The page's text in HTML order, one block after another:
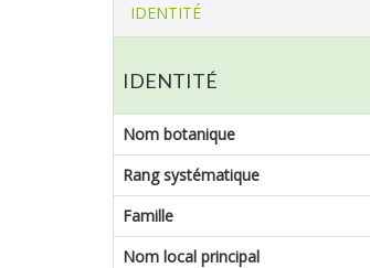
IDENTITÉ
IDENTITÉ
Nom botanique
Rang systématique
Famille
Nom local principal